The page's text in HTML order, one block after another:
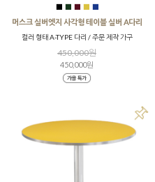
■ ■ ■ ■ ■
머스크 실버엣지 사각형 테이블 실버 A다리
컬러 형태 A-TYPE 다리 / 주문 제작 가구
450,000원
450,000원